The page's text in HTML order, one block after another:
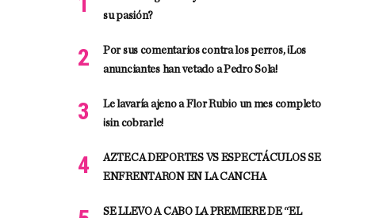
su pasión?
Por sus comentarios contra los perros, ¡Los
anunciantes han vetado a Pedro Sola!
Le lavaría ajeno a Flor Rubio un mes completo
¡sin cobrarle!
AZTECA DEPORTES VS ESPECTÁCULOS SE
ENFRENTARON EN LA CANCHA
SE LLEVO A CABO LA PREMIERE DE “EL